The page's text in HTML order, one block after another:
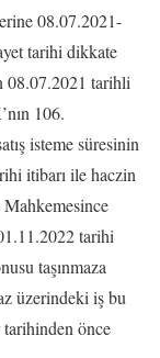
08.07.2021-
tarihi dikkate
08.07.2021 tarihli
106.
isteme süresinin
itibarı ile haczin
tarihi
taşınmaza
üzerindeki iş bu
tarihinden önce